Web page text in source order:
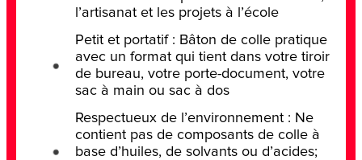
l’artisanat et les projets à l’école
Petit et portatif : Bâton de colle pratique
avec un format qui tient dans votre tiroir
de bureau, votre porte-document, votre
sac à main ou sac à dos
Respectueux de l’environnement : Ne
contient pas de composants de colle à
base d’huiles, de solvants ou d’acides;